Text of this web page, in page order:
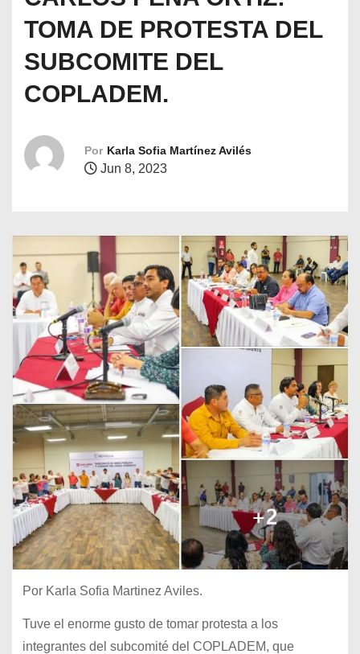
TOMA DE PROTESTA DEL
SUBCOMITE DEL
COPLADEM.
Por Karla Sofia Martínez Avilés
Jun 8, 2023
Por Karla Sofia Martinez Aviles.
Tuve el enorme gusto de tomar protesta a los
integrantes del subcomité del COPLADEM, que